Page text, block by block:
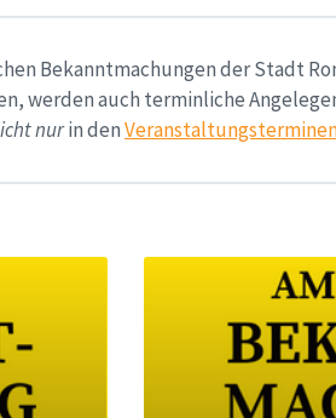
Bekanntmachungen der Stadt
werden auch terminliche
nurin den
Read